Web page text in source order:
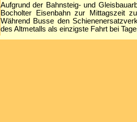
Aufgrund der Bahnsteig- und
Bocholter Eisenbahn zur Mittagszeit
Während Busse den
des Altmetalls als einzigste Fahrt bei